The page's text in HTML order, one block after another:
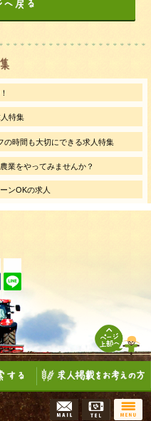
特集
の時間も大切にできる求人特集
業をやってみませんか？
ンOKの求人